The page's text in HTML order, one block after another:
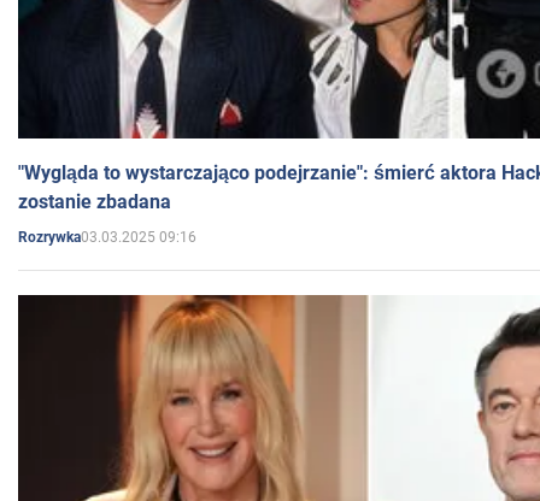
"Wygląda to wystarczająco podejrzanie": śmierć aktora
zostanie zbadana
Rozrywka03.03.2025 09:16